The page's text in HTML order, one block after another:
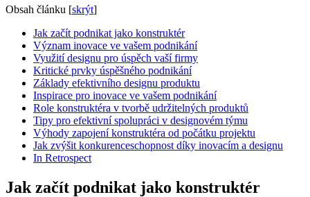
Obsah článku [skrýt]
Jak začít podnikat jako konstruktér
Význam inovace ve vašem podnikání
Využití designu pro úspěch vaší firmy
Kritické prvky úspěšného podnikání
Základy efektivního designu produktu
Inspirace pro inovace ve vašem podnikání
Role konstruktéra v tvorbě udržitelných produktů
Tipy pro efektivní spolupráci v designovém týmu
Výhody zapojení konstruktéra od počátku projektu
Jak zvýšit konkurenceschopnost díky inovacím a designu
In Retrospect
Jak začít podnikat jako konstruktér